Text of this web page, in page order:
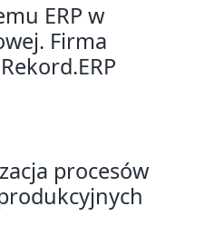
ERP w
Firma
procesów